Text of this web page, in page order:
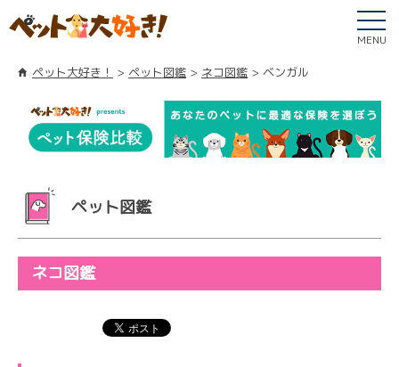
MENU
ペット大好き！ ペット図鑑 ネコ図鑑 ベンガル
ペット図鑑
ネコ図鑑